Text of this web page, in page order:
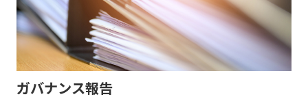
ガバナンス報告